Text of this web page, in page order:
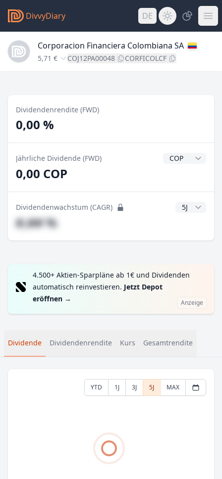
DivvyDiary DE
Corporacion Financiera Colombiana SA
5,71 € COJ12PA00048 CORFICOLCF
Dividendenrendite (FWD)
0,00 %
Jährliche Dividende (FWD)
0,00 COP
Dividendenwachstum (CAGR) CAGR Jahre
#,## %
4.500+ Aktien-Sparpläne ab 1€ und Dividenden
automatisch reinvestieren. Jetzt Depot
eröffnen → Anzeige
Dividende Dividendenrendite Kurs Gesamtrendite
YTD 1J 3J 5J MAX